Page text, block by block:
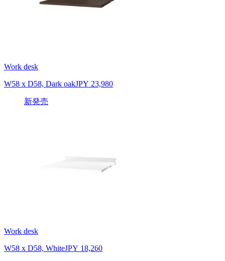
Work desk
W58 x D58, Dark oakJPY 23,980
新発売
Work desk
W58 x D58, WhiteJPY 18,260